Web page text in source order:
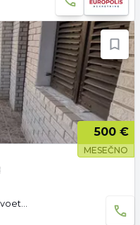
500 €
MESEČNO
Vlasnik • Dozvoljeni kućni ljubimci • Dvoetažna • Parking • Dozvoljeno pušenje • Useljivo